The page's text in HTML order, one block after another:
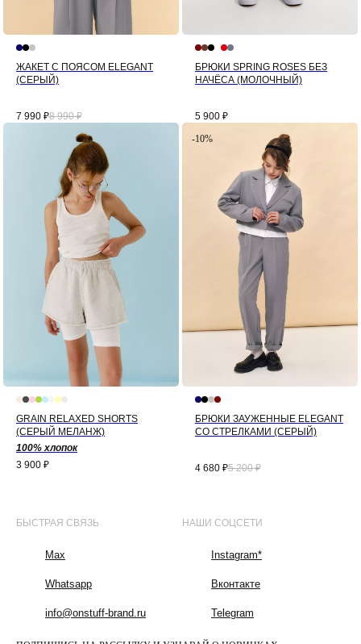
ЖАКЕТ С ПОЯСОМ ELEGANT
(СЕРЫЙ)
7 990 ₽8 990 ₽
БРЮКИ SPRING ROSES БЕЗ
НАЧЁСА (МОЛОЧНЫЙ)
5 900 ₽
GRAIN RELAXED SHORTS
(СЕРЫЙ МЕЛАНЖ)
100% хлопок
3 900 ₽
-10%
БРЮКИ ЗАУЖЕННЫЕ ELEGANT
СО СТРЕЛКАМИ (СЕРЫЙ)
4 680 ₽5 200 ₽
БЫСТРАЯ СВЯЗЬ
Max
Whatsapp
info@onstuff-brand.ru
НАШИ СОЦСЕТИ
Instagram*
Вконтакте
Telegram